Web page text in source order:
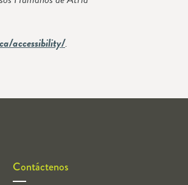
accessibility/.
Contáctenos